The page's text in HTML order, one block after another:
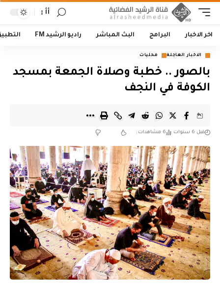
أأ
اخر الاخبار البرامج البث المباشر راديو الرشيد FM
الاخبار العاجلة محليات
بالصور .. خطبة وصلاة الجمعة بمسجد
الكوفة في النجف
قبل 6 سنوات 6 مشاهدات